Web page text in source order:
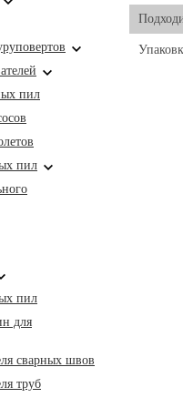
пил
пил
пил
для
сварных швов
труб